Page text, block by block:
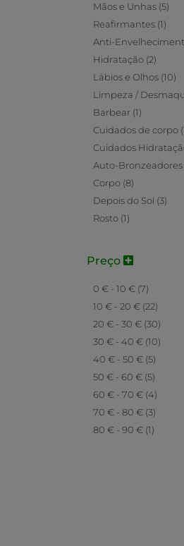
Mãos e Unhas (5)
Reafirmantes (1)
Anti-
Hidratação (2)
Lábios e Olhos (10)
Limpeza /
Barbear (1)
Cuidados de corpo
Cuidados
Auto-Bronzeadores
Corpo (8)
Depois do Sol (3)
Rosto (1)
Preço
0 € - 10 € (7)
10 € - 20 € (22)
20 € - 30 € (30)
30 € - 40 € (10)
40 € - 50 € (5)
50 € - 60 € (5)
60 € - 70 € (4)
70 € - 80 € (3)
80 € - 90 € (1)